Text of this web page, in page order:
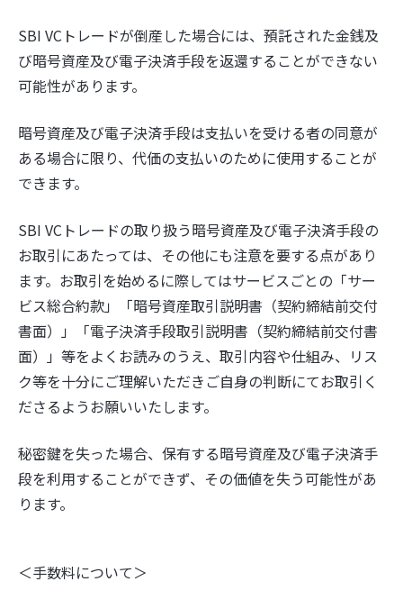
SBI VCトレードが倒産した場合には、預託された金銭及
び暗号資産及び電子決済手段を返還することができない
可能性があります。
暗号資産及び電子決済手段は支払いを受ける者の同意が
ある場合に限り、代価の支払いのために使用することが
できます。
SBI VCトレードの取り扱う暗号資産及び電子決済手段の
お取引にあたっては、その他にも注意を要する点があり
ます。お取引を始めるに際してはサービスごとの「サー
ビス総合約款」「暗号資産取引説明書（契約締結前交付
書面）」「電子決済手段取引説明書（契約締結前交付書
面）」等をよくお読みのうえ、取引内容や仕組み、リス
ク等を十分にご理解いただきご自身の判断にてお取引く
ださるようお願いいたします。
秘密鍵を失った場合、保有する暗号資産及び電子決済手
段を利用することができず、その価値を失う可能性があ
ります。
＜手数料について＞